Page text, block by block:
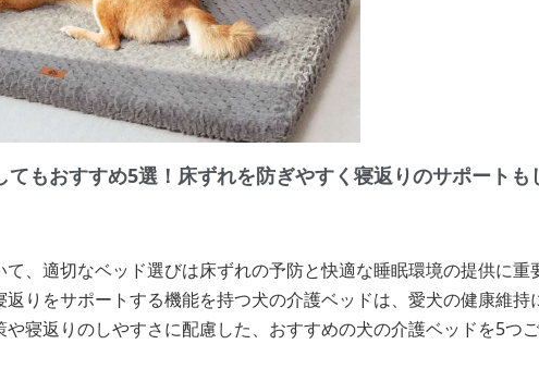
てもおすすめ5選！床ずれを防ぎやすく寝返りのサポートも
、適切なベッド選びは床ずれの予防と快適な睡眠環境の提供に重
りをサポートする機能を持つ犬の介護ベッドは、愛犬の健康維持
寝返りのしやすさに配慮した、おすすめの犬の介護ベッドを5つご